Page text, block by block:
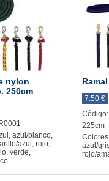
nylon
250cm
azul/blanco,
azul, rojo,
verde,
7.50 €
225cm
azul/
rojo/